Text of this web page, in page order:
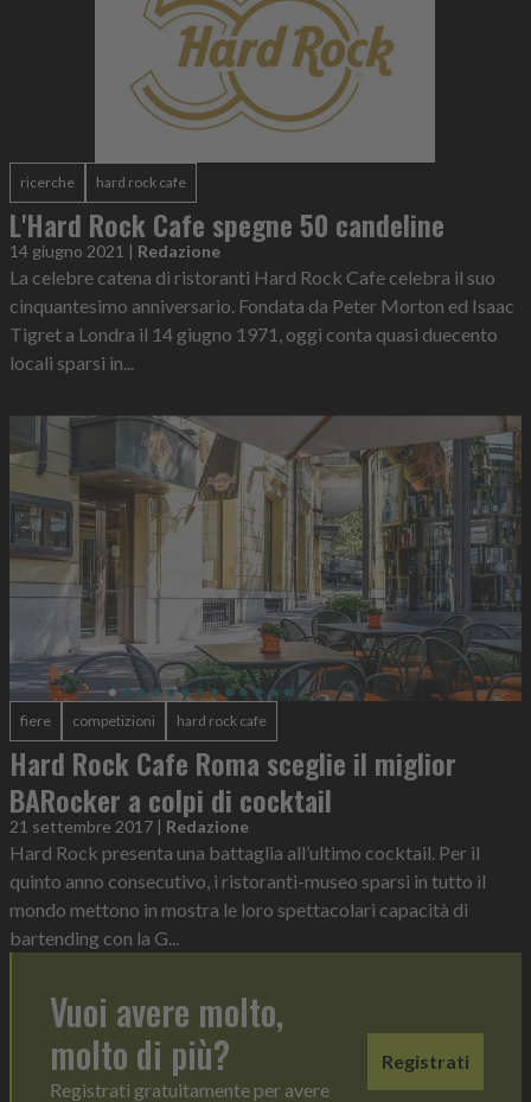
ricerche hard rock cafe
L'Hard Rock Cafe spegne 50 candeline
14 giugno 2021 | Redazione
La celebre catena di ristoranti Hard Rock Cafe celebra il suo
cinquantesimo anniversario. Fondata da Peter Morton ed Isaac
Tigret a Londra il 14 giugno 1971, oggi conta quasi duecento
locali sparsi in...
fiere competizioni hard rock cafe
Hard Rock Cafe Roma sceglie il miglior
BARocker a colpi di cocktail
21 settembre 2017 | Redazione
Hard Rock presenta una battaglia all’ultimo cocktail. Per il
quinto anno consecutivo, i ristoranti-museo sparsi in tutto il
mondo mettono in mostra le loro spettacolari capacità di
bartending con la G...
Vuoi avere molto,
molto di più?
Registrati gratuitamente per avere
Registrati